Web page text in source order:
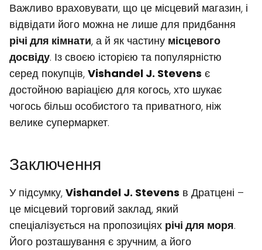
Важливо враховувати, що це місцевий магазин, і
відвідати його можна не лише для придбання
річі для кімнати, а й як частину місцевого
досвіду. Із своєю історією та популярністю
серед покупців, Vishandel J. Stevens є
достойною варіацією для когось, хто шукає
чогось більш особистого та приватного, ніж
велике супермаркет.
Заключення
У підсумку, Vishandel J. Stevens в Дратцені –
це місцевий торговий заклад, який
спеціалізується на пропозиціях річі для моря.
Його розташування є зручним, а його